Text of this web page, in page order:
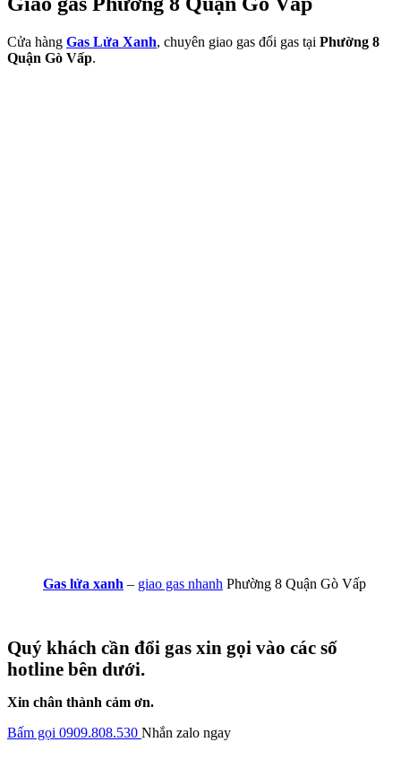
Cửa hàng Gas Lửa Xanh, chuyên giao gas đổi gas tại Phường 8
Quận Gò Vấp.
Gas lửa xanh – giao gas nhanh Phường 8 Quận Gò Vấp
Quý khách cần đổi gas xin gọi vào các số
hotline bên dưới.
Xin chân thành cảm ơn.
Bấm gọi 0909.808.530 Nhắn zalo ngay